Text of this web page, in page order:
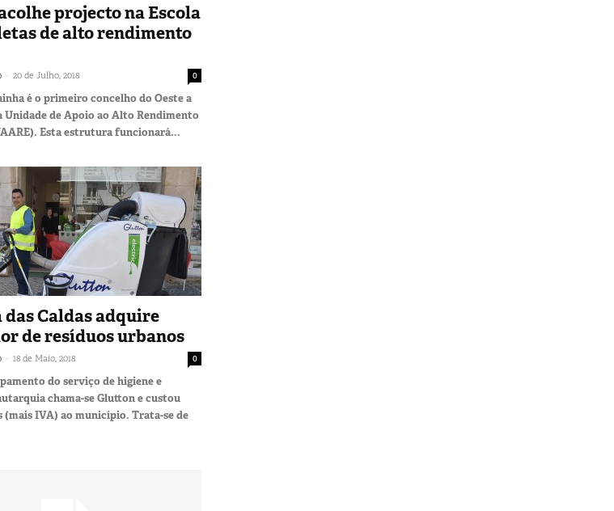
projecto na Escola
de alto rendimento
- 20 de Julho, 2018 0
é o primeiro concelho do Oeste a
Unidade de Apoio ao Alto Rendimento
Esta estrutura funcionará...
das Caldas adquire
de resíduos urbanos
- 18 de Maio, 2018 0
do serviço de higiene e
chama-se Glutton e custou
(mais IVA) ao município. Trata-se de